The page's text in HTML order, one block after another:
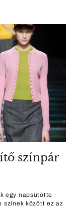
színpár
egy napsütötte
színek között ez az